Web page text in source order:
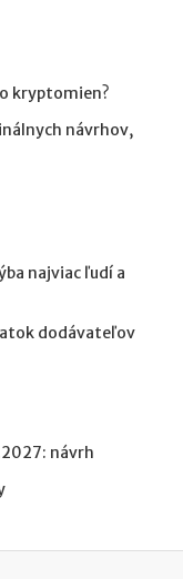
kryptomien?
návrhov,
najviac ľudí a
dodávateľov
návrh